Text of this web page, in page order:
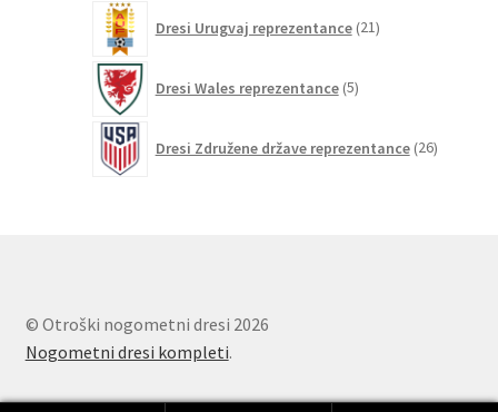
Dresi Urugvaj reprezentance 21izdelkov
Dresi Wales reprezentance 5izdelkov
Dresi Združene države reprezentance 26izdelkov
© Otroški nogometni dresi 2026
Nogometni dresi kompleti.